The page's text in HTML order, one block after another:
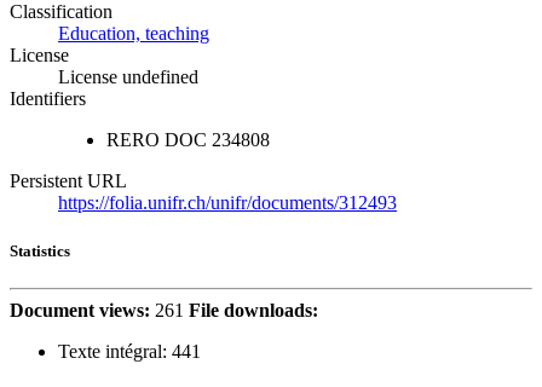
Classification
Education, teaching
License
License undefined
Identifiers
RERO DOC 234808
Persistent URL
https://folia.unifr.ch/unifr/documents/312493
Statistics
Document views: 261 File downloads:
Texte intégral: 441